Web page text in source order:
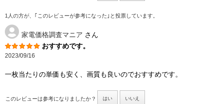
1人の方が、｢このレビューが参考になった｣と投票しています。
家電価格調査マニア さん
おすすめです。
2023/09/16
一枚当たりの単価も安く、画質も良いのでおすすめです。
このレビューは参考になりましたか？ はい いいえ